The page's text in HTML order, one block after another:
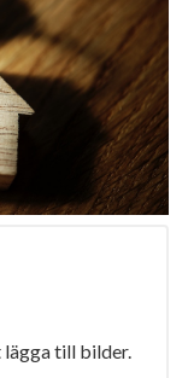
lägga till bilder.